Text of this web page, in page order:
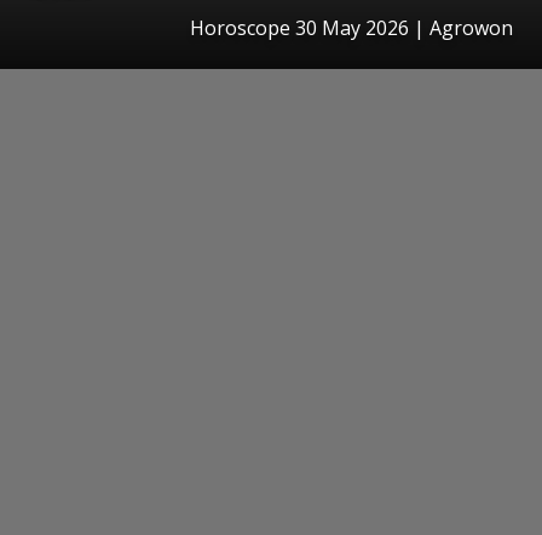
Horoscope 30 May 2026 | Agrowon